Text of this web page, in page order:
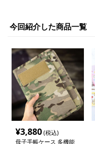
今回紹介した商品一覧
¥3,880(税込)
母子手帳ケース 多機能